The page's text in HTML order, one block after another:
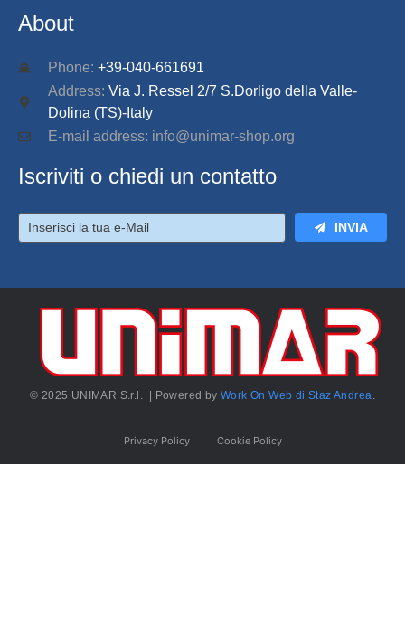
About
Phone: +39-040-661691
Address: Via J. Ressel 2/7 S.Dorligo della Valle-
Dolina (TS)-Italy
E-mail address: info@unimar-shop.org
Iscriviti o chiedi un contatto
INVIA
© 2025 UNIMAR S.r.l. | Powered byWork On Web di Staz Andrea.
Privacy Policy Cookie Policy